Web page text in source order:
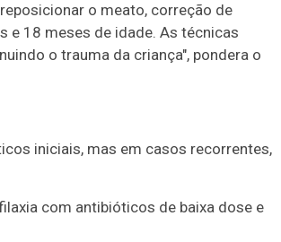
o meato, correção de
e 18 meses de idade. As técnicas
o trauma da criança", pondera o
iniciais, mas em casos recorrentes,
com antibióticos de baixa dose e